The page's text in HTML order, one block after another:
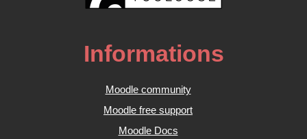
Informations
Moodle community
Moodle free support
Moodle Docs